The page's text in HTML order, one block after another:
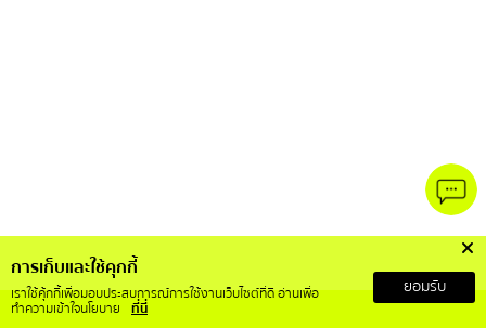
การเก็บและใช้คุกกี้
เราใช้คุ้กกี้เพื่อมอบประสบการณ์การใช้งานเว็บไซต์ที่ดี อ่านเพื่อ
ทำความเข้าใจนโยบาย ที่นี่
ยอมรับ